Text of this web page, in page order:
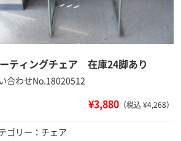
ティングチェア 在庫24脚あり
合わせNo.18020512
¥3,880 （税込 ¥4,268）
ゴリー：チェア